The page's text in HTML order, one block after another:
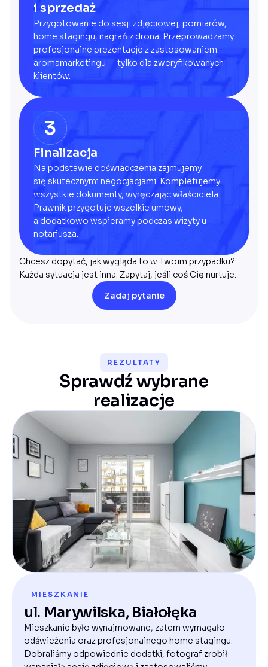
i sprzedaż
Przygotowanie do sesji zdjęciowej, pomiarów,
home stagingu, nagrań z drona. Przeprowadzamy
profesjonalne prezentacje z zastosowaniem
aromamarketingu — tylko dla zweryfikowanych
klientów.
3
Finalizacja
Na podstawie doświadczenia zajmujemy
się skutecznymi negocjacjami. Kompletujemy
wszystkie dokumenty, wyręczając właściciela.
Prawnik przygotuje wszelkie umowy,
a dodatkowo wspieramy podczas wizyty u
notariusza.
Chcesz dopytać, jak wygląda to w Twoim przypadku?
Każda sytuacja jest inna. Zapytaj, jeśli coś Cię nurtuje.
Zadaj pytanie
REZULTATY
Sprawdź wybrane
realizacje
MIESZKANIE
ul. Marywilska, Białołęka
Mieszkanie było wynajmowane, zatem wymagało
odświeżenia oraz profesjonalnego home stagingu.
Dobraliśmy odpowiednie dodatki, fotograf zrobił